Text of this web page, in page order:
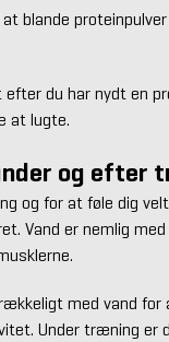
blande
du har nydt en
at lugte.
og efter
og for at føle dig
Vand er nemlig
med vand for
Under træning er